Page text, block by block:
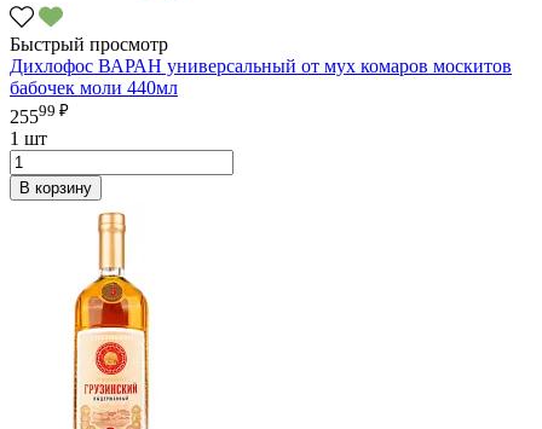
Быстрый просмотр
Дихлофос ВАРАН универсальный от мух комаров москитов
бабочек моли 440мл
25599 ₽
1 шт
В корзину